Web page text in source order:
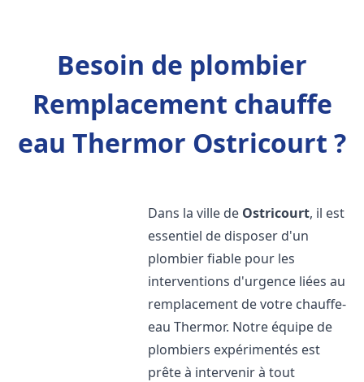
Besoin de plombier
Remplacement chauffe
eau Thermor Ostricourt ?
Dans la ville de Ostricourt, il est
essentiel de disposer d'un
plombier fiable pour les
interventions d'urgence liées au
remplacement de votre chauffe-
eau Thermor. Notre équipe de
plombiers expérimentés est
prête à intervenir à tout